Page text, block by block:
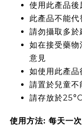
使用此產品後
此產品不能
請勿攝取多於
如在接受藥物
意見​
如使用此產品
請置於兒童不
請存放於
使用方法: 每天一